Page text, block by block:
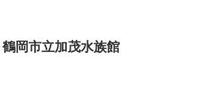
鶴岡市立加茂水族館